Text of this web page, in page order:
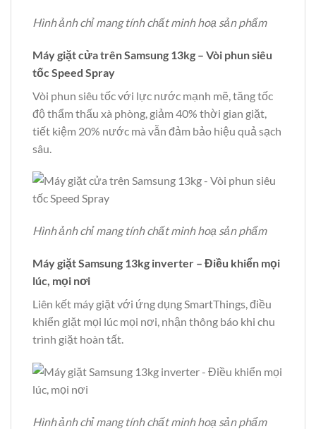
Hình ảnh chỉ mang tính chất minh hoạ sản phẩm
Máy giặt cửa trên Samsung 13kg – Vòi phun siêu
tốc Speed Spray
Vòi phun siêu tốc với lực nước mạnh mẽ, tăng tốc
độ thẩm thấu xà phòng, giảm 40% thời gian giặt,
tiết kiệm 20% nước mà vẫn đảm bảo hiệu quả sạch
sâu.
Hình ảnh chỉ mang tính chất minh hoạ sản phẩm
Máy giặt Samsung 13kg inverter – Điều khiển mọi
lúc, mọi nơi
Liên kết máy giặt với ứng dụng SmartThings, điều
khiển giặt mọi lúc mọi nơi, nhận thông báo khi chu
trình giặt hoàn tất.
Hình ảnh chỉ mang tính chất minh hoạ sản phẩm